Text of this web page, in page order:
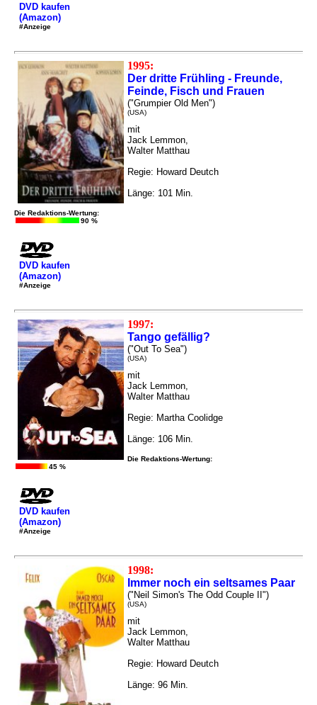
DVD kaufen
(Amazon)
#Anzeige
1995:
Der dritte Frühling - Freunde,
Feinde, Fisch und Frauen
("Grumpier Old Men")
(USA)
mit
Jack Lemmon,
Walter Matthau
Regie: Howard Deutch
Länge: 101 Min.
Die Redaktions-Wertung:
90 %
DVD kaufen
(Amazon)
#Anzeige
1997:
Tango gefällig?
("Out To Sea")
(USA)
mit
Jack Lemmon,
Walter Matthau
Regie: Martha Coolidge
Länge: 106 Min.
Die Redaktions-Wertung:
45 %
DVD kaufen
(Amazon)
#Anzeige
1998:
Immer noch ein seltsames Paar
("Neil Simon's The Odd Couple II")
(USA)
mit
Jack Lemmon,
Walter Matthau
Regie: Howard Deutch
Länge: 96 Min.